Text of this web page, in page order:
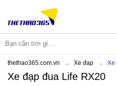
thethao365.com.vn Xe đạp Xe
Xe đạp đua Life RX20